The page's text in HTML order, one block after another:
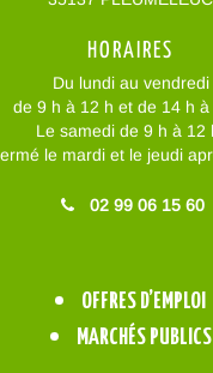
HORAIRES
Du lundi au vendredi
de 9 h à 12 h et de 14 h à
Le samedi de 9 h à 12
le mardi et le jeudi
02 99 06 15 60
OFFRES D’EMPLOI
MARCHÉS PUBLICS